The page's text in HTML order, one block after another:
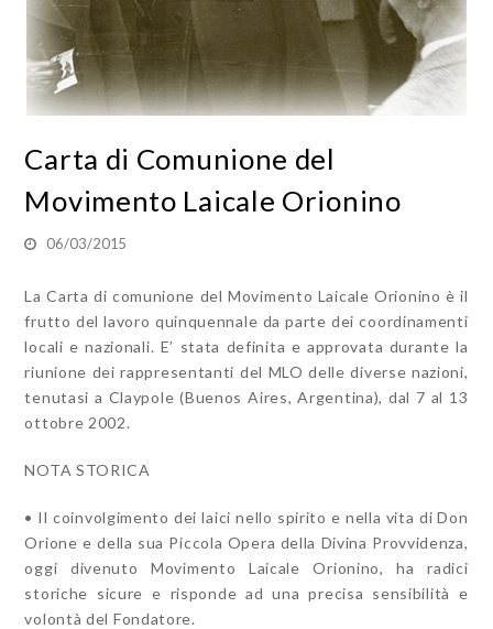
Carta di Comunione del
Movimento Laicale Orionino
06/03/2015
La Carta di comunione del Movimento Laicale Orionino è il
frutto del lavoro quinquennale da parte dei coordinamenti
locali e nazionali. E’ stata definita e approvata durante la
riunione dei rappresentanti del MLO delle diverse nazioni,
tenutasi a Claypole (Buenos Aires, Argentina), dal 7 al 13
ottobre 2002.
NOTA STORICA
• Il coinvolgimento dei laici nello spirito e nella vita di Don
Orione e della sua Piccola Opera della Divina Provvidenza,
oggi divenuto Movimento Laicale Orionino, ha radici
storiche sicure e risponde ad una precisa sensibilità e
volontà del Fondatore.